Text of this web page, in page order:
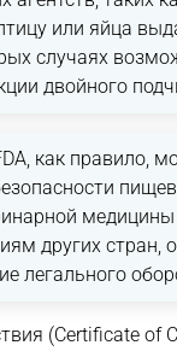
или яйца
случаях
двойного
как правило,
других
легального
(Certificate